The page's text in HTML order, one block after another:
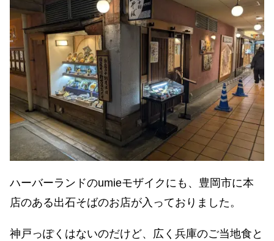
ハーバーランドのumieモザイクにも、豊岡市に本
店のある出石そばのお店が入っておりました。
神戸っぽくはないのだけど、広く兵庫のご当地食と